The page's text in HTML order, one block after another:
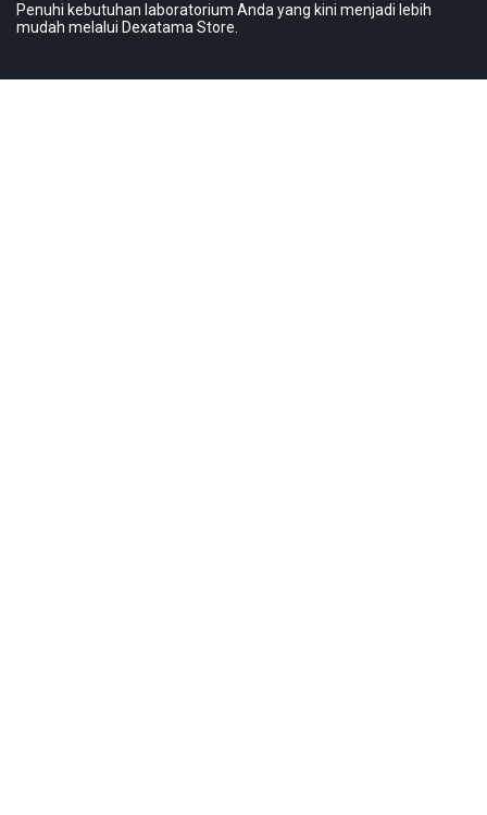
Penuhi kebutuhan laboratorium Anda yang kini menjadi lebih
mudah melalui Dexatama Store.